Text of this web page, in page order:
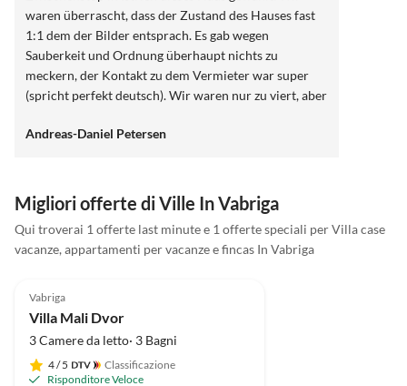
waren überrascht, dass der Zustand des Hauses fast
1:1 dem der Bilder entsprach. Es gab wegen
Sauberkeit und Ordnung überhaupt nichts zu
meckern, der Kontakt zu dem Vermieter war super
(spricht perfekt deutsch). Wir waren nur zu viert, aber
übernachten können. Auch wir als Eltern konnten ein
Weg ist nicht wirklich nennenswert, ist auch
problemlos mit dem ganzen Strandspielzeug usw. zu
schaffen. Wären wir auf unserem Trip nicht noch
weitere Ziele angefahren, hätten wir unseren Urlaub
Andreas-Daniel Petersen
Migliori offerte di Ville In Vabriga
Qui troverai 1 offerte last minute e 1 offerte speciali per Villa case
vacanze, appartamenti per vacanze e fincas In Vabriga
Annuncio in
Vabriga
Villa Mali Dvor
3 Camere da letto· 3 Bagni
4/ 5
Classificazione
Risponditore Veloce